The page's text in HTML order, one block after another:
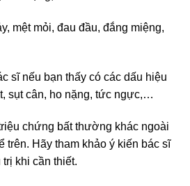
mệt mỏi, đau đầu, đắng miệng,
sĩ nếu bạn thấy có các dấu hiệu
sụt cân, ho nặng, tức ngực,…
chứng bất thường khác ngoài
trên. Hãy tham khảo ý kiến bác sĩ
khi cần thiết.